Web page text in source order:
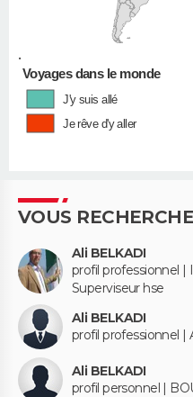
•
Voyages dans le monde
J'y suis allé
Je rêve d'y aller
VOUS
Ali BELKADI
profil professionnel |
Superviseur hse
Ali BELKADI
profil professionnel
Ali BELKADI
profil personnel |